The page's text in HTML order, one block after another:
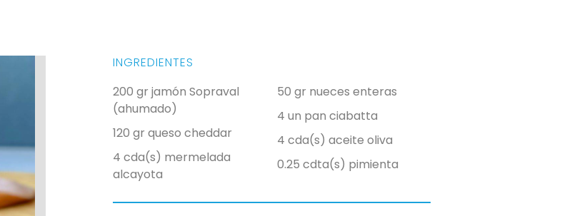
INGREDIENTES
200 gr jamón Sopraval
(ahumado)
120 gr queso cheddar
4 cda(s) mermelada
alcayota
50 gr nueces enteras
4 un pan ciabatta
4 cda(s) aceite oliva
0.25 cdta(s) pimienta